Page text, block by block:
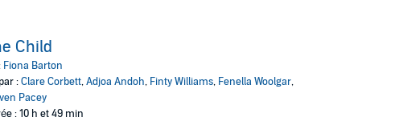
Child
Fiona Barton
:Clare Corbett,Adjoa Andoh, Finty Williams, Fenella Woolgar,
Pacey
: 10 h et 49 min